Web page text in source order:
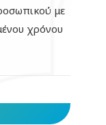
με
χρόνου